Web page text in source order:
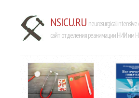
NSICU.RU neurosurgical intensive
сайт отделения реанимации НИИ им